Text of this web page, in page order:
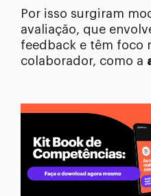
Por isso surgiram
avaliação, que
feedback e têm foco
colaborador, como a